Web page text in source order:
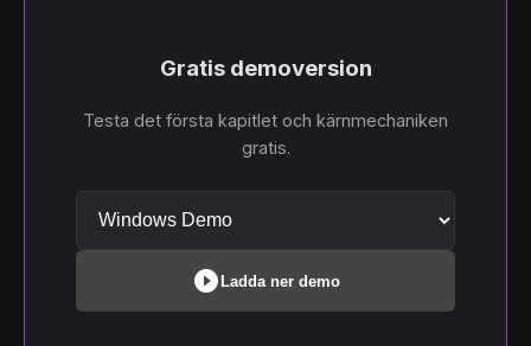
Gratis demoversion
Testa det första kapitlet och kärnmechaniken
gratis.
play_circle_filled Ladda ner demo